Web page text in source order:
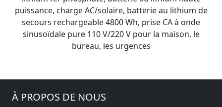
puissance, charge AC/solaire, batterie au lithium de
secours rechargeable 4800 Wh, prise CA à onde
sinusoïdale pure 110 V/220 V pour la maison, le
bureau, les urgences
À PROPOS DE NOUS